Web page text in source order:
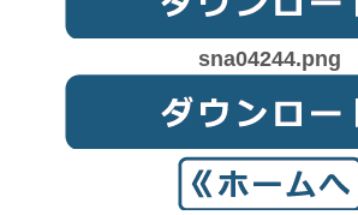
sna04244.png